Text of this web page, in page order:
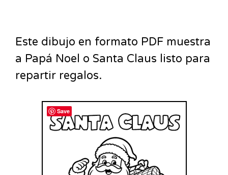
Este dibujo en formato PDF muestra
a Papá Noel o Santa Claus listo para
repartir regalos.
Save